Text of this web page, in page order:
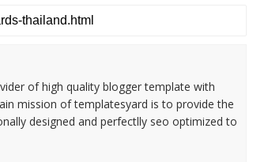
of high quality blogger template with
mission of templatesyard is to provide the
designed and perfectlly seo optimized to